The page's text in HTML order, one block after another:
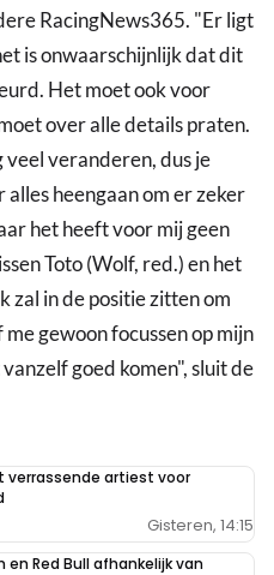
RacingNews365. "Er ligt
is onwaarschijnlijk dat dit
Het moet ook voor
over alle details praten.
veranderen, dus je
heengaan om er zeker
het heeft voor mij geen
Toto (Wolf, red.) en het
zal in de positie zitten om
gewoon focussen op mijn
goed komen", sluit de
verrassende artiest voor
Gisteren, 14:15
en Red Bull afhankelijk van